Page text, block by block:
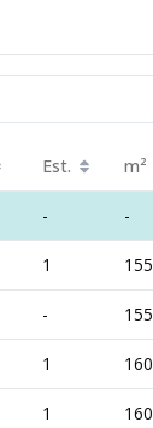
Est. m²
- -
1 155
- 155
1 160
1 160